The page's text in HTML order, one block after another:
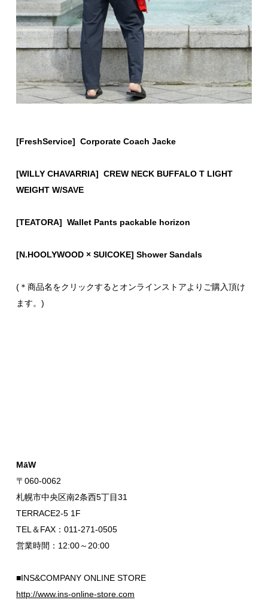
[FreshService] Corporate Coach Jacke
[WILLY CHAVARRIA] CREW NECK BUFFALO T LIGHT
WEIGHT W/SAVE
[TEATORA] Wallet Pants packable horizon
[N.HOOLYWOOD × SUICOKE] Shower Sandals
(＊商品名をクリックするとオンラインストアよりご購入頂け
ます。)
MāW
〒060-0062
札幌市中央区南2条西5丁目31
TERRACE2-5 1F
TEL＆FAX：011-271-0505
営業時間：12:00～20:00
■INS&COMPANY ONLINE STORE
http://www.ins-online-store.com